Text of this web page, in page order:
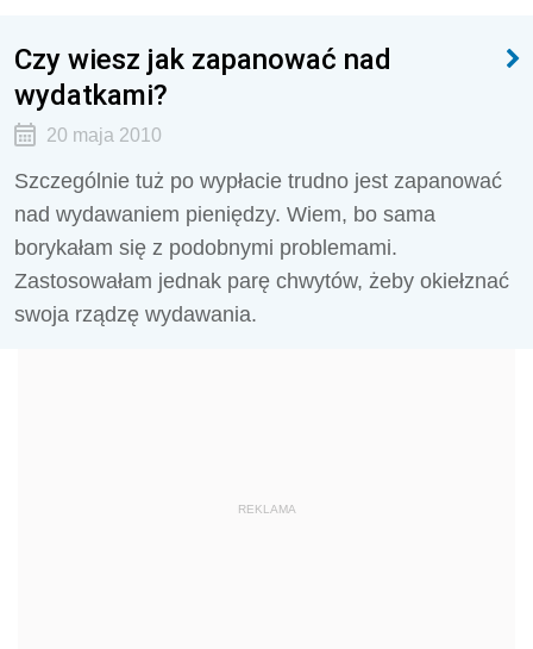
Czy wiesz jak zapanować nad
wydatkami?
20 maja 2010
Szczególnie tuż po wypłacie trudno jest zapanować
nad wydawaniem pieniędzy. Wiem, bo sama
borykałam się z podobnymi problemami.
Zastosowałam jednak parę chwytów, żeby okiełznać
swoja rządzę wydawania.
REKLAMA